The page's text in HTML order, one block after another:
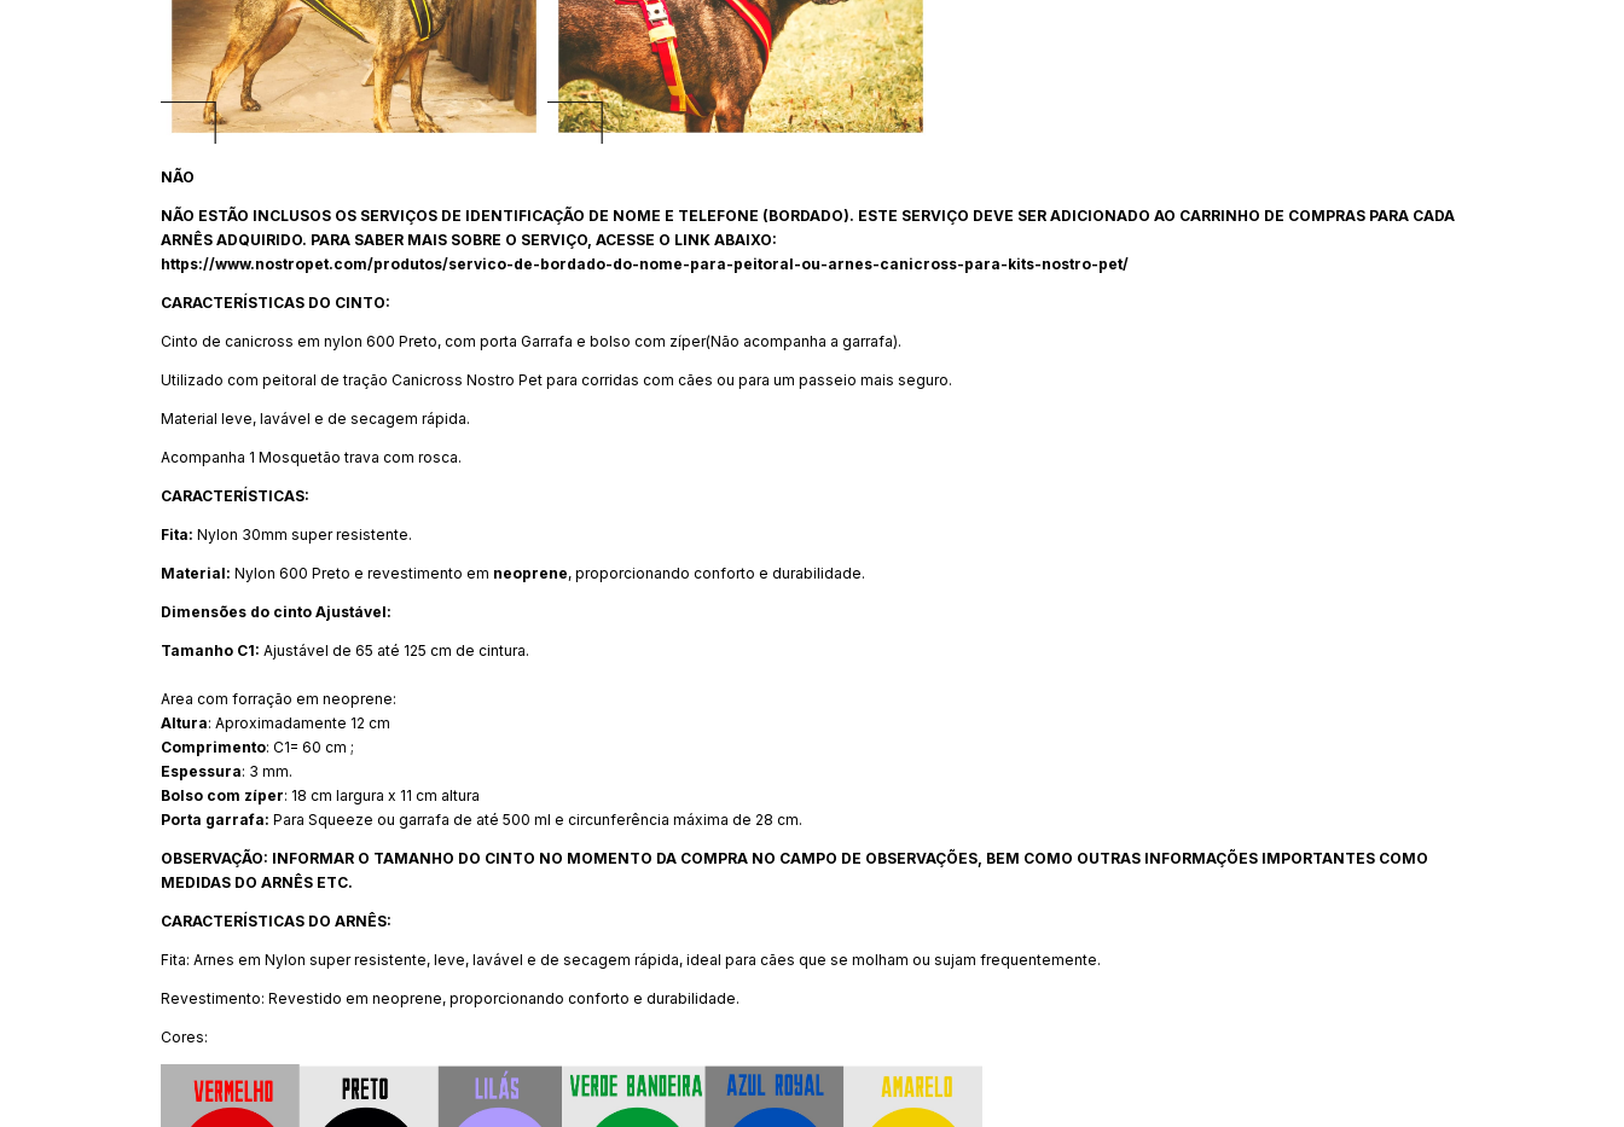
NÃO
NÃO ESTÃO INCLUSOS OS SERVIÇOS DE IDENTIFICAÇÃO DE NOME E TELEFONE (BORDADO). ESTE SERVIÇO DEVE SER ADICIONADO AO CARRINHO DE COMPRAS PARA CADA
ARNÊS ADQUIRIDO. PARA SABER MAIS SOBRE O SERVIÇO, ACESSE O LINK ABAIXO:
https://www.nostropet.com/produtos/servico-de-bordado-do-nome-para-peitoral-ou-arnes-canicross-para-kits-nostro-pet/
CARACTERÍSTICAS DO CINTO:
Cinto de canicross em nylon 600 Preto, com porta Garrafa e bolso com zíper(Não acompanha a garrafa).
Utilizado com peitoral de tração Canicross Nostro Pet para corridas com cães ou para um passeio mais seguro.
Material leve, lavável e de secagem rápida.
Acompanha 1 Mosquetão trava com rosca.
CARACTERÍSTICAS:
Fita: Nylon 30mm super resistente.
Material: Nylon 600 Preto e revestimento em neoprene, proporcionando conforto e durabilidade.
Dimensões do cinto Ajustável:
Tamanho C1: Ajustável de 65 até 125 cm de cintura.
Area com forração em neoprene:
Altura: Aproximadamente 12 cm
Comprimento: C1= 60 cm ;
Espessura: 3 mm.
Bolso com zíper: 18 cm largura x 11 cm altura
Porta garrafa: Para Squeeze ou garrafa de até 500 ml e circunferência máxima de 28 cm.
OBSERVAÇÃO: INFORMAR O TAMANHO DO CINTO NO MOMENTO DA COMPRA NO CAMPO DE OBSERVAÇÕES, BEM COMO OUTRAS INFORMAÇÕES IMPORTANTES COMO
MEDIDAS DO ARNÊS ETC.
CARACTERÍSTICAS DO ARNÊS:
Fita: Arnes em Nylon super resistente, leve, lavável e de secagem rápida, ideal para cães que se molham ou sujam frequentemente.
Revestimento: Revestido em neoprene, proporcionando conforto e durabilidade.
Cores: